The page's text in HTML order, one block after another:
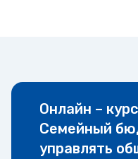
Онлайн – курс
Семейный
управлять